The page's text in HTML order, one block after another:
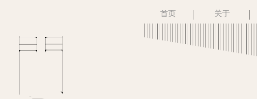
首页 关于